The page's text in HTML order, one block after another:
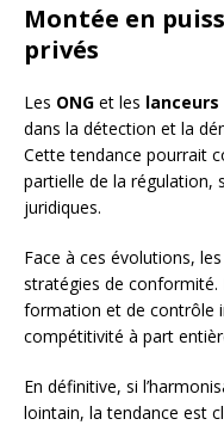
Montée en
privés
Les ONG et les lanceurs
dans la détection et la
Cette tendance pourrait
partielle de la régulation,
juridiques.
Face à ces évolutions,
stratégies de conformité.
formation et de contrôle
compétitivité à part
En définitive, si
lointain, la tendance est